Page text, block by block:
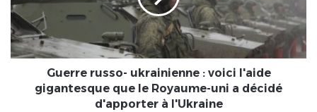
l'aide
gigantesque
que
le
Guerre russo- ukrainienne : voici l'aide
gigantesque que le Royaume-uni a décidé
d'apporter à l'Ukraine